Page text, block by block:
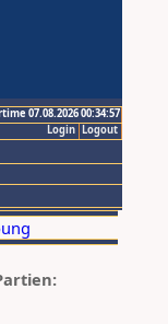
07.08.2026 00:34:57
Logout
Login